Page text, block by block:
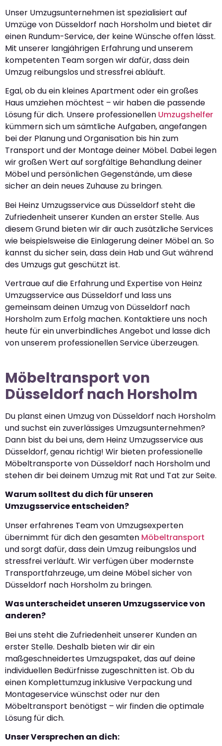
Unser Umzugsunternehmen ist spezialisiert auf
Umzüge von Düsseldorf nach Horsholm und bietet dir
einen Rundum-Service, der keine Wünsche offen lässt.
Mit unserer langjährigen Erfahrung und unserem
kompetenten Team sorgen wir dafür, dass dein
Umzug reibungslos und stressfrei abläuft.
Egal, ob du ein kleines Apartment oder ein großes
Haus umziehen möchtest – wir haben die passende
Lösung für dich. Unsere professionellen Umzugshelfer
kümmern sich um sämtliche Aufgaben, angefangen
bei der Planung und Organisation bis hin zum
Transport und der Montage deiner Möbel. Dabei legen
wir großen Wert auf sorgfältige Behandlung deiner
Möbel und persönlichen Gegenstände, um diese
sicher an dein neues Zuhause zu bringen.
Bei Heinz Umzugsservice aus Düsseldorf steht die
Zufriedenheit unserer Kunden an erster Stelle. Aus
diesem Grund bieten wir dir auch zusätzliche Services
wie beispielsweise die Einlagerung deiner Möbel an. So
kannst du sicher sein, dass dein Hab und Gut während
des Umzugs gut geschützt ist.
Vertraue auf die Erfahrung und Expertise von Heinz
Umzugsservice aus Düsseldorf und lass uns
gemeinsam deinen Umzug von Düsseldorf nach
Horsholm zum Erfolg machen. Kontaktiere uns noch
heute für ein unverbindliches Angebot und lasse dich
von unserem professionellen Service überzeugen.
Möbeltransport von
Düsseldorf nach Horsholm
Du planst einen Umzug von Düsseldorf nach Horsholm
und suchst ein zuverlässiges Umzugsunternehmen?
Dann bist du bei uns, dem Heinz Umzugsservice aus
Düsseldorf, genau richtig! Wir bieten professionelle
Möbeltransporte von Düsseldorf nach Horsholm und
stehen dir bei deinem Umzug mit Rat und Tat zur Seite.
Warum solltest du dich für unseren
Umzugsservice entscheiden?
Unser erfahrenes Team von Umzugsexperten
übernimmt für dich den gesamten Möbeltransport
und sorgt dafür, dass dein Umzug reibungslos und
stressfrei verläuft. Wir verfügen über modernste
Transportfahrzeuge, um deine Möbel sicher von
Düsseldorf nach Horsholm zu bringen.
Was unterscheidet unseren Umzugsservice von
anderen?
Bei uns steht die Zufriedenheit unserer Kunden an
erster Stelle. Deshalb bieten wir dir ein
maßgeschneidertes Umzugspaket, das auf deine
individuellen Bedürfnisse zugeschnitten ist. Ob du
einen Komplettumzug inklusive Verpackung und
Montageservice wünschst oder nur den
Möbeltransport benötigst – wir finden die optimale
Lösung für dich.
Unser Versprechen an dich: